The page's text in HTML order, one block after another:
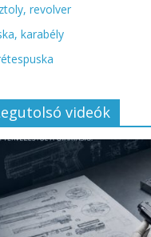
revolver
karabély
videók